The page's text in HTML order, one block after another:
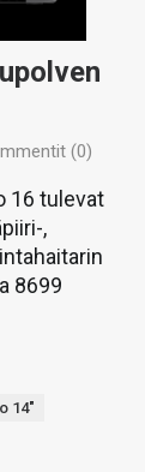
(0)
16 tulevat
,
8699
14"